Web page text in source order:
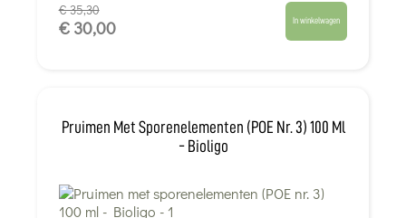
€ 35,30
€ 30,00 In winkelwagen
Pruimen Met Sporenelementen (POE Nr. 3) 100 Ml
- Bioligo